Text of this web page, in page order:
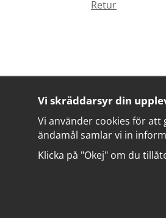
Retur
Vi skräddarsyr din
Vi använder cookies för
ändamål samlar vi in
Klicka på "Okej" om du